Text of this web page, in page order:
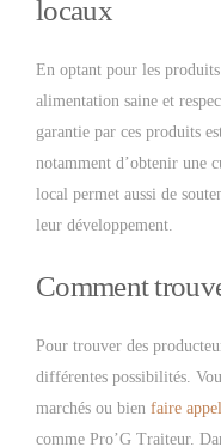
locaux
En optant pour les
alimentation saine et
garantie par ces produits
notamment d’obtenir une
local permet aussi de
leur développement.
Comment
Pour trouver des
différentes possibilités.
marchés ou bien faire
comme Pro’G Traiteur.